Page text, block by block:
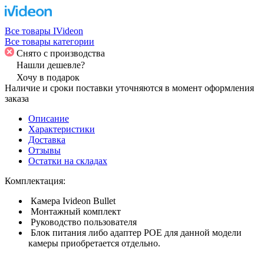
Все товары IVideon
Все товары категории
Снято с производства
Нашли дешевле?
Хочу в подарок
Наличие и сроки поставки уточняются в момент оформления
заказа
Описание
Характеристики
Доставка
Отзывы
Остатки на складах
Комплектация:
Камера Ivideon Bullet
Монтажный комплект
Руководство пользователя
Блок питания либо адаптер POE для данной модели
камеры приобретается отдельно.